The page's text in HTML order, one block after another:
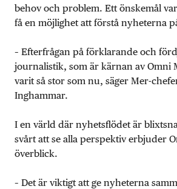
behov och problem. Ett önskemål
få en möjlighet att förstå nyheterna
– Efterfrågan på förklarande och
journalistik, som är kärnan av Omni
varit så stor som nu, säger Mer-
Inghammar.
I en värld där nyhetsflödet är
svårt att se alla perspektiv erbjuder
överblick.
– Det är viktigt att ge nyheterna